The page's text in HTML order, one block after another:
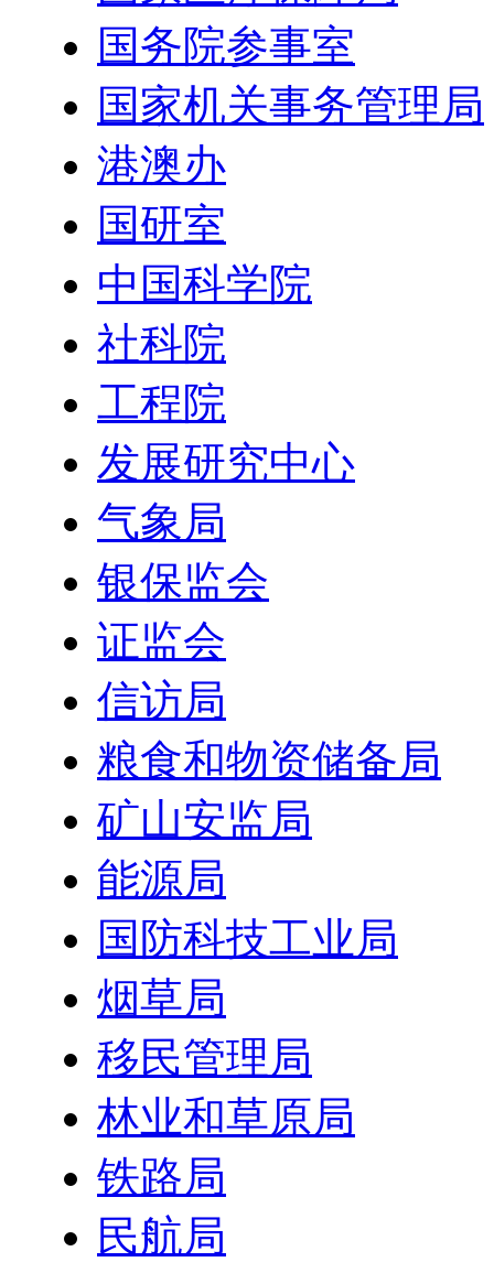
国务院参事室
国家机关事务管理局
港澳办
国研室
中国科学院
社科院
工程院
发展研究中心
气象局
银保监会
证监会
信访局
粮食和物资储备局
矿山安监局
能源局
国防科技工业局
烟草局
移民管理局
林业和草原局
铁路局
民航局